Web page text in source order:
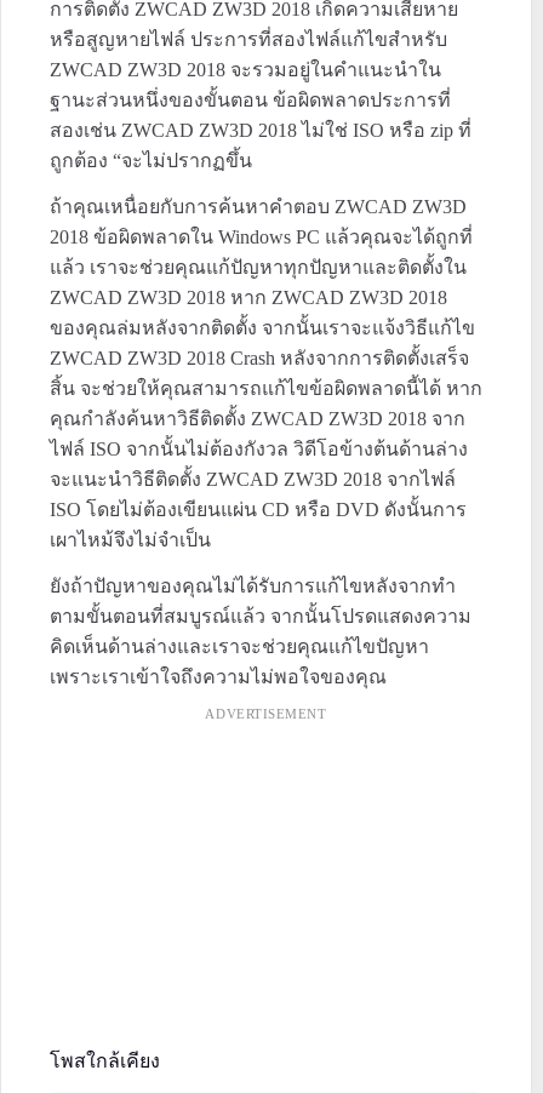
การติดตั้ง ZWCAD ZW3D 2018 เกิดความเสียหาย
หรือสูญหายไฟล์ ประการที่สองไฟล์แก้ไขสำหรับ
ZWCAD ZW3D 2018 จะรวมอยู่ในคำแนะนำใน
ฐานะส่วนหนึ่งของขั้นตอน ข้อผิดพลาดประการที่
สองเช่น ZWCAD ZW3D 2018 ไม่ใช่ ISO หรือ zip ที่
ถูกต้อง “จะไม่ปรากฏขึ้น
ถ้าคุณเหนื่อยกับการค้นหาคำตอบ ZWCAD ZW3D
2018 ข้อผิดพลาดใน Windows PC แล้วคุณจะได้ถูกที่
แล้ว เราจะช่วยคุณแก้ปัญหาทุกปัญหาและติดตั้งใน
ZWCAD ZW3D 2018 หาก ZWCAD ZW3D 2018
ของคุณล่มหลังจากติดตั้ง จากนั้นเราจะแจ้งวิธีแก้ไข
ZWCAD ZW3D 2018 Crash หลังจากการติดตั้งเสร็จ
สิ้น จะช่วยให้คุณสามารถแก้ไขข้อผิดพลาดนี้ได้ หาก
คุณกำลังค้นหาวิธีติดตั้ง ZWCAD ZW3D 2018 จาก
ไฟล์ ISO จากนั้นไม่ต้องกังวล วิดีโอข้างต้นด้านล่าง
จะแนะนำวิธีติดตั้ง ZWCAD ZW3D 2018 จากไฟล์
ISO โดยไม่ต้องเขียนแผ่น CD หรือ DVD ดังนั้นการ
เผาไหม้จึงไม่จำเป็น
ยังถ้าปัญหาของคุณไม่ได้รับการแก้ไขหลังจากทำ
ตามขั้นตอนที่สมบูรณ์แล้ว จากนั้นโปรดแสดงความ
คิดเห็นด้านล่างและเราจะช่วยคุณแก้ไขปัญหา
เพราะเราเข้าใจถึงความไม่พอใจของคุณ
ADVERTISEMENT
โพสใกล้เคียง